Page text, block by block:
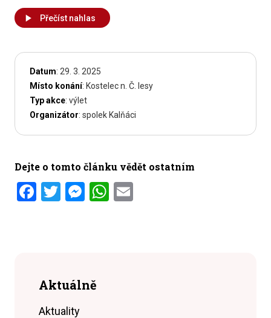
Přečíst nahlas
Datum: 29. 3. 2025
Místo konání: Kostelec n. Č. lesy
Typ akce: výlet
Organizátor: spolek Kalňáci
Dejte o tomto článku vědět ostatním
Facebook
Twitter
Messenger
WhatsApp
Aktuálně
Aktuality